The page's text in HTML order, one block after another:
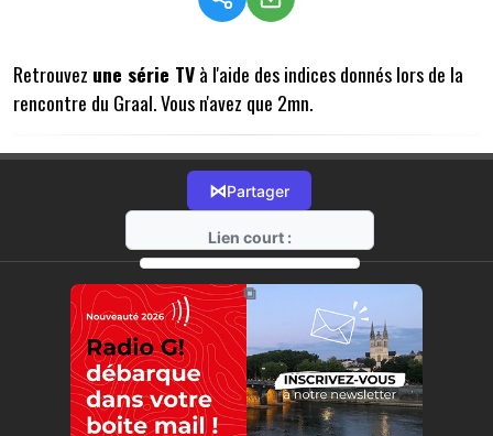
Retrouvez une série TVà l'aide des indices donnés lors de la
rencontre du Graal. Vous n'avez que 2mn.
⋈Partager
Lien court :
https://radio-g.fr?12170
⧉